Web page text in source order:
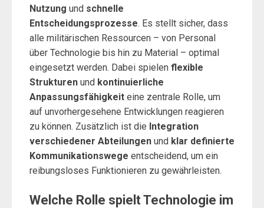
Nutzung und schnelle
Entscheidungsprozesse. Es stellt sicher, dass
alle militärischen Ressourcen – von Personal
über Technologie bis hin zu Material – optimal
eingesetzt werden. Dabei spielen flexible
Strukturen und kontinuierliche
Anpassungsfähigkeit eine zentrale Rolle, um
auf unvorhergesehene Entwicklungen reagieren
zu können. Zusätzlich ist die Integration
verschiedener Abteilungen und klar definierte
Kommunikationswege entscheidend, um ein
reibungsloses Funktionieren zu gewährleisten.
Welche Rolle spielt Technologie im